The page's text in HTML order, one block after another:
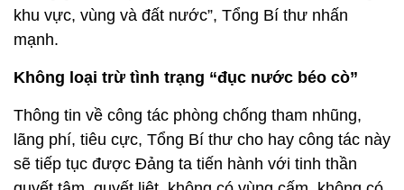
khu vực, vùng và đất nước”, Tổng Bí thư nhấn
mạnh.
Không loại trừ tình trạng “đục nước béo cò”
Thông tin về công tác phòng chống tham nhũng,
lãng phí, tiêu cực, Tổng Bí thư cho hay công tác này
sẽ tiếp tục được Đảng ta tiến hành với tinh thần